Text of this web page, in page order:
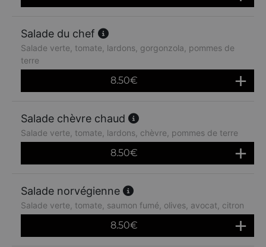
Salade du chef
Salade verte, tomate, lardons, gorgonzola, pommes de
terre
8.50€
Salade chèvre chaud
Salade verte, tomate, lardons, chèvre, pommes de terre
8.50€
Salade norvégienne
Salade verte, tomate, saumon fumé, olives, avocat, citron
8.50€